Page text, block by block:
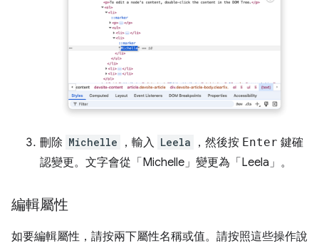
刪除 Michelle ，輸入 Leela ，然後按 Enter 鍵確
認變更。文字會從「Michelle」 變更為「Leela」 。
編輯屬性
如要編輯屬性，請按兩下屬性名稱或值。請按照這些操作說